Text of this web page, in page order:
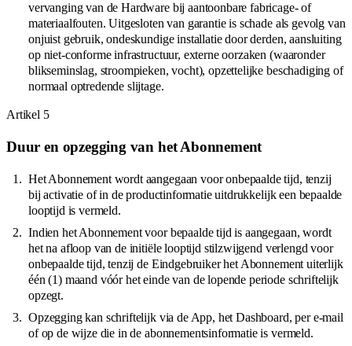
vervanging van de Hardware bij aantoonbare fabricage- of
materiaalfouten. Uitgesloten van garantie is schade als gevolg van
onjuist gebruik, ondeskundige installatie door derden, aansluiting
op niet-conforme infrastructuur, externe oorzaken (waaronder
blikseminslag, stroompieken, vocht), opzettelijke beschadiging of
normaal optredende slijtage.
Artikel 5
Duur en opzegging van het Abonnement
Het Abonnement wordt aangegaan voor onbepaalde tijd, tenzij
bij activatie of in de productinformatie uitdrukkelijk een bepaalde
looptijd is vermeld.
Indien het Abonnement voor bepaalde tijd is aangegaan, wordt
het na afloop van de initiële looptijd stilzwijgend verlengd voor
onbepaalde tijd, tenzij de Eindgebruiker het Abonnement uiterlijk
één (1) maand vóór het einde van de lopende periode schriftelijk
opzegt.
Opzegging kan schriftelijk via de App, het Dashboard, per e-mail
of op de wijze die in de abonnementsinformatie is vermeld.